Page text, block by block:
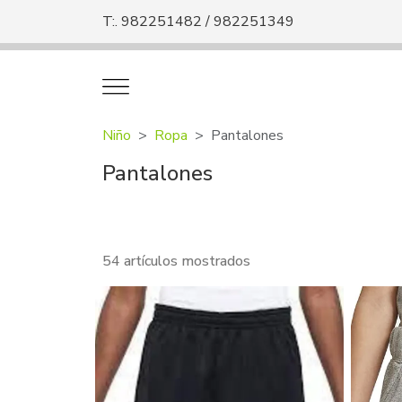
T:. 982251482 / 982251349
Niño Ropa Pantalones
Pantalones
54 artículos mostrados